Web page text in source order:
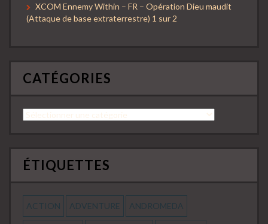
XCOM Ennemy Within – FR – Opération Dieu maudit
(Attaque de base extraterrestre) 1 sur 2
CATÉGORIES
Catégories
ÉTIQUETTES
ACTION ADVENTURE ANDROMEDA